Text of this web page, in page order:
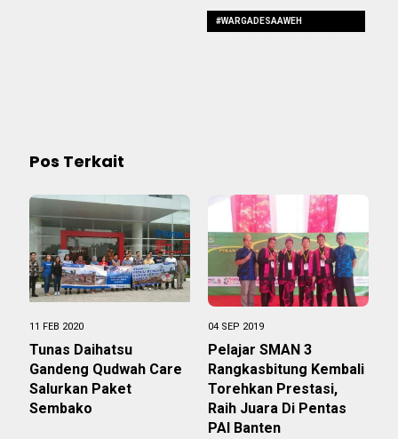
#WARGADESAAWEH
Pos Terkait
11 FEB 2020
Tunas Daihatsu
Gandeng Qudwah Care
Salurkan Paket
Sembako
04 SEP 2019
Pelajar SMAN 3
Rangkasbitung Kembali
Torehkan Prestasi,
Raih Juara Di Pentas
PAI Banten